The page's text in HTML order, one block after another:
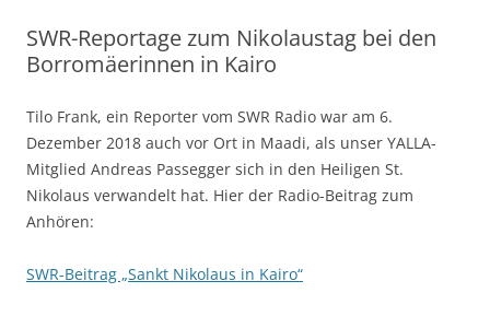
SWR-Reportage zum Nikolaustag bei den
Borromäerinnen in Kairo
Tilo Frank, ein Reporter vom SWR Radio war am 6.
Dezember 2018 auch vor Ort in Maadi, als unser YALLA-
Mitglied Andreas Passegger sich in den Heiligen St.
Nikolaus verwandelt hat. Hier der Radio-Beitrag zum
Anhören:
SWR-Beitrag „Sankt Nikolaus in Kairo“